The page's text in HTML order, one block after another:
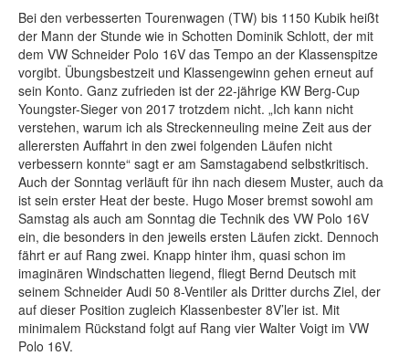
Bei den verbesserten Tourenwagen (TW) bis 1150 Kubik heißt
der Mann der Stunde wie in Schotten Dominik Schlott, der mit
dem VW Schneider Polo 16V das Tempo an der Klassenspitze
vorgibt. Übungsbestzeit und Klassengewinn gehen erneut auf
sein Konto. Ganz zufrieden ist der 22-jährige KW Berg-Cup
Youngster-Sieger von 2017 trotzdem nicht. „Ich kann nicht
verstehen, warum ich als Streckenneuling meine Zeit aus der
allerersten Auffahrt in den zwei folgenden Läufen nicht
verbessern konnte“ sagt er am Samstagabend selbstkritisch.
Auch der Sonntag verläuft für ihn nach diesem Muster, auch da
ist sein erster Heat der beste. Hugo Moser bremst sowohl am
Samstag als auch am Sonntag die Technik des VW Polo 16V
ein, die besonders in den jeweils ersten Läufen zickt. Dennoch
fährt er auf Rang zwei. Knapp hinter ihm, quasi schon im
imaginären Windschatten liegend, fliegt Bernd Deutsch mit
seinem Schneider Audi 50 8-Ventiler als Dritter durchs Ziel, der
auf dieser Position zugleich Klassenbester 8V’ler ist. Mit
minimalem Rückstand folgt auf Rang vier Walter Voigt im VW
Polo 16V.